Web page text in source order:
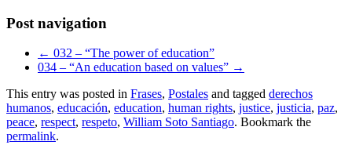
Post navigation
← 032 – “The power of education”
034 – “An education based on values” →
This entry was posted in Frases, Postales and tagged derechos
humanos, educación, education, human rights, justice, justicia, paz,
peace, respect, respeto, William Soto Santiago. Bookmark the
permalink.